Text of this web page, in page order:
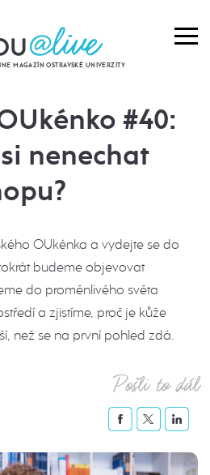
MAGAZÍN OSTRAVSKÉ UNIVERZITY
#40:
nenechat
OUkénka a vydejte se do
budeme objevovat
do proměnlivého světa
a zjistíme, proč je kůže
než se na první pohled zdá.
Pošli to dál